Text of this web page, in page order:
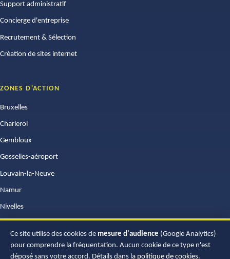
Support administratif
Concierge d'entreprise
Recrutement & Sélection
Création de sites internet
ZONES D'ACTION
Bruxelles
Charleroi
Gembloux
Gosselies-aéroport
Louvain-la-Neuve
Namur
Nivelles
Ce site utilise des cookies de mesure d'audience (Google Analytics)
pour comprendre la fréquentation. Aucun cookie de ce type n'est
déposé sans votre accord. Détails dans la politique de cookies.